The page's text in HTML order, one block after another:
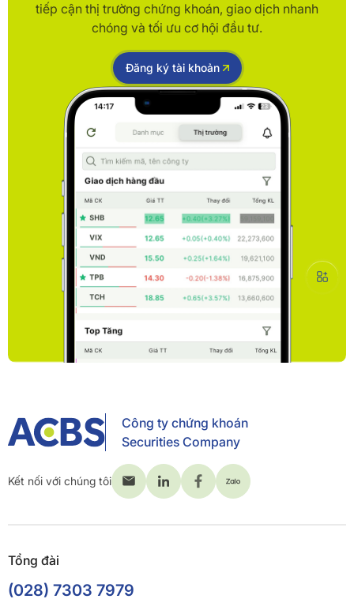
tiếp cận thị trường chứng khoán, giao dịch nhanh
chóng và tối ưu cơ hội đầu tư.
Đăng ký tài khoản
Công ty chứng khoán
Securities Company
Kết nối với chúng tôi
Tổng đài
(028) 7303 7979